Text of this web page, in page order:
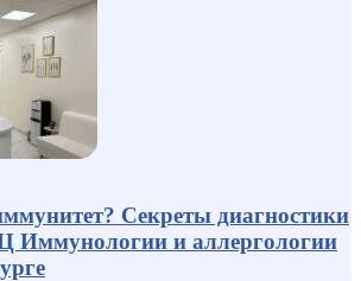
Секреты диагностики
Иммунологии и аллергологии